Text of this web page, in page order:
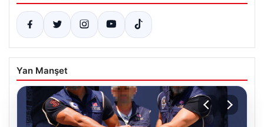
Yan Manşet